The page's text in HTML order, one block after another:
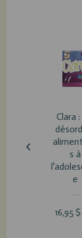
Clara
s à
e
16,95 $